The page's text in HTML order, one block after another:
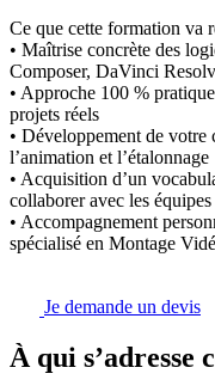
Ce que cette formation va
• Maîtrise concrète des
Composer, DaVinci
• Approche 100 %
projets réels
• Développement de
l’animation et l’étalonnage
• Acquisition d’un
collaborer avec les
• Accompagnement
spécialisé en Montage
Je demande un devis
À qui s’adresse